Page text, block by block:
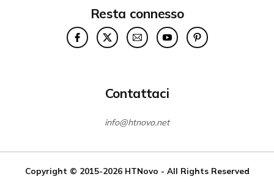
Resta connesso
Contattaci
info@htnovo.net
Copyright © 2015-2026 HTNovo - All Rights Reserved